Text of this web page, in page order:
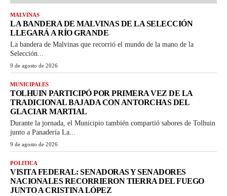
MALVINAS
LA BANDERA DE MALVINAS DE LA SELECCIÓN
LLEGARÁ A RÍO GRANDE
La bandera de Malvinas que recorrió el mundo de la mano de la
Selección...
9 de agosto de 2026
MUNICIPALES
TOLHUIN PARTICIPÓ POR PRIMERA VEZ DE LA
TRADICIONAL BAJADA CON ANTORCHAS DEL
GLACIAR MARTIAL
Durante la jornada, el Municipio también compartió sabores de Tolhuin
junto a Panadería La...
9 de agosto de 2026
POLITICA
VISITA FEDERAL: SENADORAS Y SENADORES
NACIONALES RECORRIERON TIERRA DEL FUEGO
JUNTO A CRISTINA LÓPEZ